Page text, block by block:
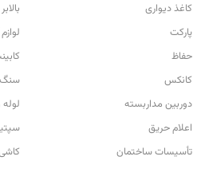
کاغذ دیواری
پارکت
حفاظ
کانکس
دوربین مداربسته
اعلام حریق
تأسیسات ساختمان
بالابر
سنگ